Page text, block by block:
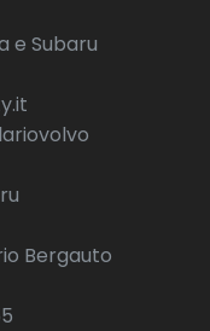
e Subaru
lariovolvo
Bergauto